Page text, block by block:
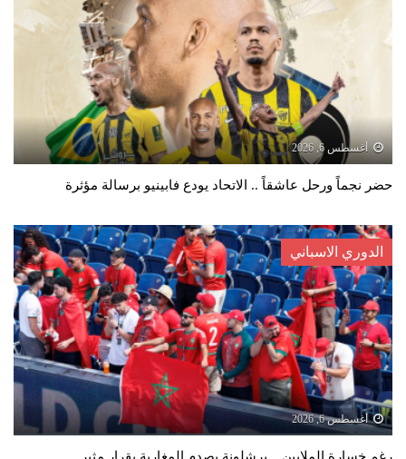
أغسطس 6, 2026
حضر نجماً ورحل عاشقاً .. الاتحاد يودع فابينيو برسالة مؤثرة
الدوري الاسباني
أغسطس 6, 2026